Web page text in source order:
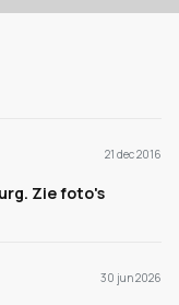
21 dec 2016
Zie foto's
30 jun 2026